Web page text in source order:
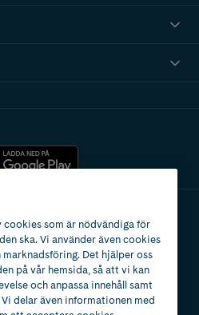
cookies som är nödvändiga för
ska. Vi använder även cookies
Det hjälper oss
på vår hemsida, så att vi kan
och anpassa innehåll samt
delar även informationen med